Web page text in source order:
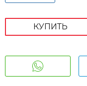
КУПИТЬ